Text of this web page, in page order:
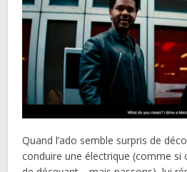
Quand l’ado semble surpris de
conduire une électrique (comme si